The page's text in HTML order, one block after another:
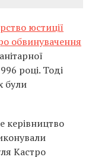
юстиції
обвинувачення
році. Тоді
були
Кастро